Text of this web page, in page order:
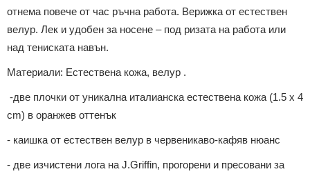
отнема повече от час ръчна работа. Верижка от естествен
велур. Лек и удобен за носене – под ризата на работа или
над тениската навън.
Материали: Естествена кожа, велур .
-две плочки от уникална италианска естествена кожа (1.5 х 4
cm) в оранжев оттенък
- каишка от естествен велур в червеникаво-кафяв нюанс
- две изчистени лога на J.Griffin, прогорени и пресовани за